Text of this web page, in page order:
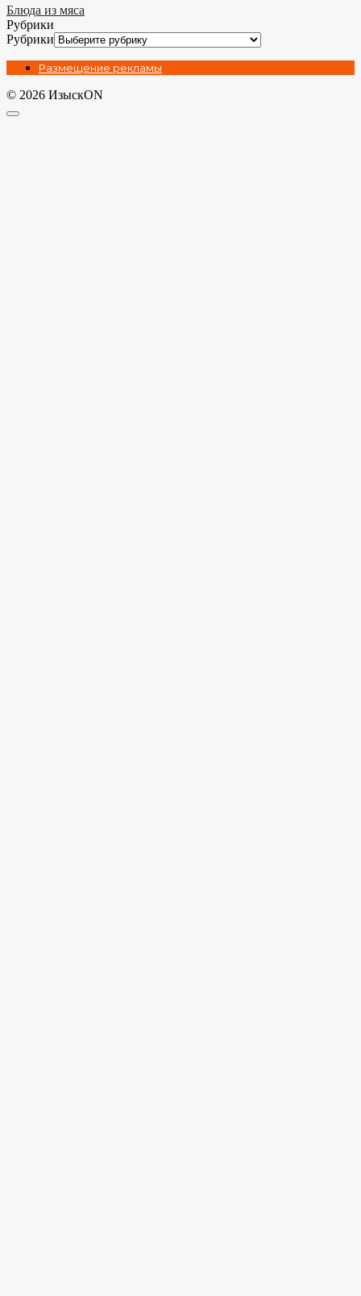
Блюда из мяса
Рубрики
Рубрики
Размещение рекламы
© 2026 ИзыскON